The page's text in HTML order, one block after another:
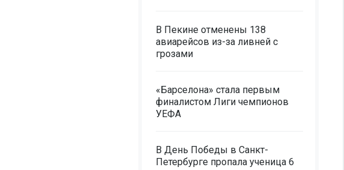
В Пекине отменены 138
авиарейсов из-за ливней с
грозами
«Барселона» стала первым
финалистом Лиги чемпионов
УЕФА
В День Победы в Санкт-
Петербурге пропала ученица 6